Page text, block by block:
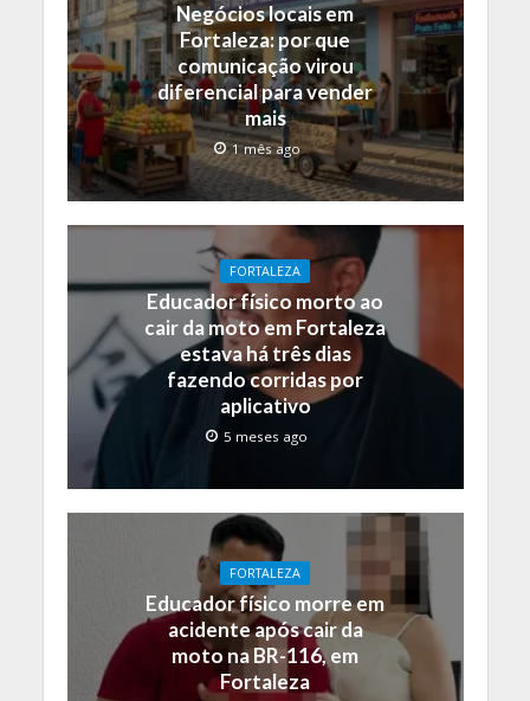
Negócios locais em
Fortaleza: por que
comunicação virou
diferencial para vender
mais
1 mês ago
FORTALEZA
Educador físico morto ao
cair da moto em Fortaleza
estava há três dias
fazendo corridas por
aplicativo
5 meses ago
FORTALEZA
Educador físico morre em
acidente após cair da
moto na BR-116, em
Fortaleza